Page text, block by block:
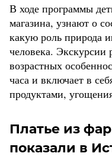
В ходе программы
магазина, узнают о
какую роль природа
человека. Экскурсии
возрастных
часа и включает в
продуктами,
Платье из
показали в